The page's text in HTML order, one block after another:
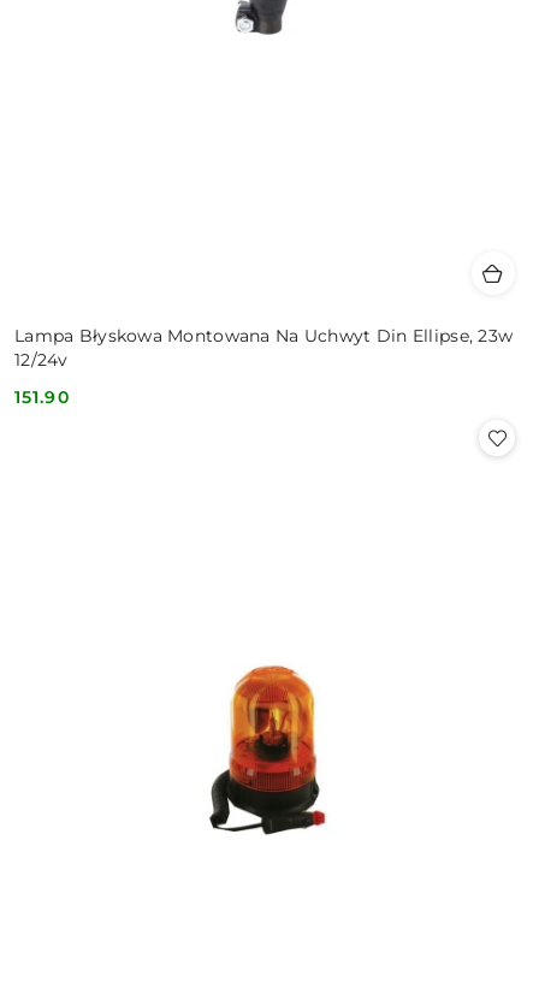
Lampa Błyskowa Montowana Na Uchwyt Din Ellipse, 23w
12/24v
Cena:
151.90